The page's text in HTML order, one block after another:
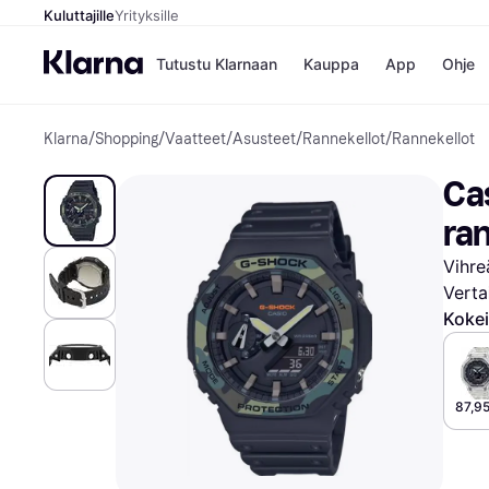
KuluttajilleYrityksille
Tutustu Klarnaan Kauppa
Kaupat
Gigantti
H&M
Peten
Wolt
App Ohje
Klarna/Shopping/Vaatteet/Asusteet/Rannekellot/Rannekellot